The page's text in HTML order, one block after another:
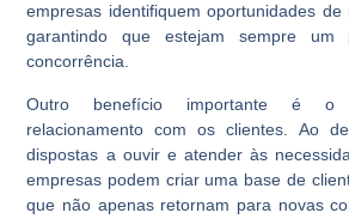
empresas identifiquem oportunidades de
garantindo que estejam sempre
concorrência.
Outro benefício importante é o
relacionamento com os clientes. Ao
dispostas a ouvir e atender às
empresas podem criar uma base de
que não apenas retornam para novas